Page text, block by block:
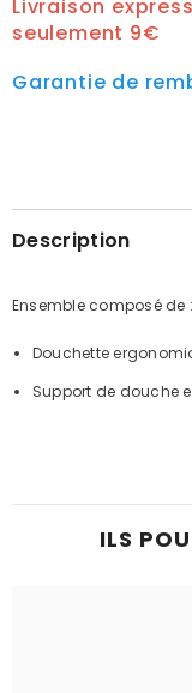
Livraison
seulement 9€
Garantie de
Description
Ensemble composé de :
Douchette
Support de douche
ILS